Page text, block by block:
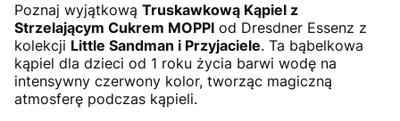
Poznaj wyjątkową Truskawkową Kąpiel z
Strzelającym Cukrem MOPPI od Dresdner Essenz z
kolekcji Little Sandman i Przyjaciele. Ta bąbelkowa
kąpiel dla dzieci od 1 roku życia barwi wodę na
intensywny czerwony kolor, tworząc magiczną
atmosferę podczas kąpieli.